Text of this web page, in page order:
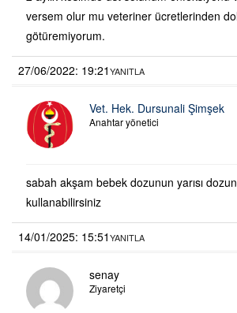
versem olur mu veteriner ücretlerinden
götüremiyorum.
27/06/2022: 19:21YANITLA
Vet. Hek. Dursunali Şimşek
Anahtar yönetici
sabah akşam bebek dozunun yarısı
kullanabilirsiniz
14/01/2025: 15:51YANITLA
senay
Ziyaretçi